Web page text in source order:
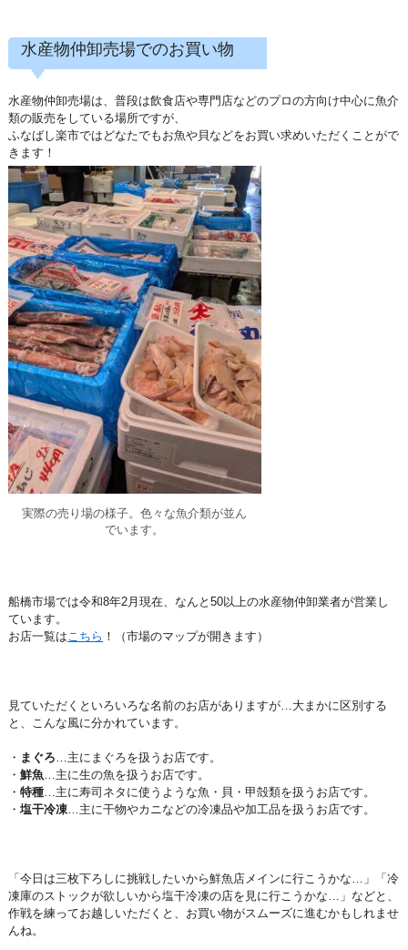
水産物仲卸売場でのお買い物
水産物仲卸売場は、普段は飲食店や専門店などのプロの方向け中心に魚介
類の販売をしている場所ですが、
ふなばし楽市ではどなたでもお魚や貝などをお買い求めいただくことがで
きます！
実際の売り場の様子。色々な魚介類が並ん
でいます。
船橋市場では令和8年2月現在、なんと50以上の水産物仲卸業者が営業し
ています。
お店一覧はこちら ！（市場のマップが開きます）
見ていただくといろいろな名前のお店がありますが…大まかに区別する
と、こんな風に分かれています。
・ まぐろ…主にまぐろを扱うお店です。
・ 鮮魚…主に生の魚を扱うお店です。
・ 特種…主に寿司ネタに使うような魚・貝・甲殻類を扱うお店です。
・ 塩干冷凍…主に干物やカニなどの冷凍品や加工品を扱うお店です。
「今日は三枚下ろしに挑戦したいから鮮魚店メインに行こうかな…」「冷
凍庫のストックが欲しいから塩干冷凍の店を見に行こうかな…」などと、
作戦を練ってお越しいただくと、お買い物がスムーズに進むかもしれませ
んね。